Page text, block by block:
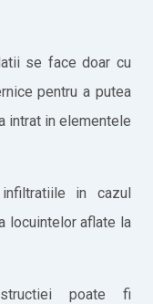
se face doar cu
pentru a putea
intrat in elementele
in cazul
locuintelor aflate la
poate fi